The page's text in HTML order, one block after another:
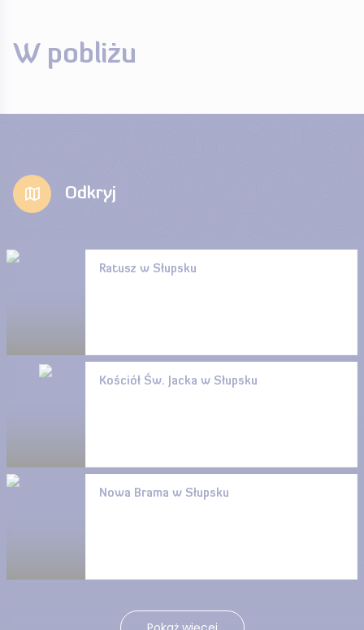
W pobliżu
Odkryj
Ratusz w Słupsku
Kościół Św. Jacka w Słupsku
Nowa Brama w Słupsku